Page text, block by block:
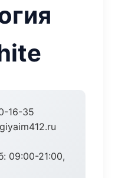
16-35
09:00-21:00,